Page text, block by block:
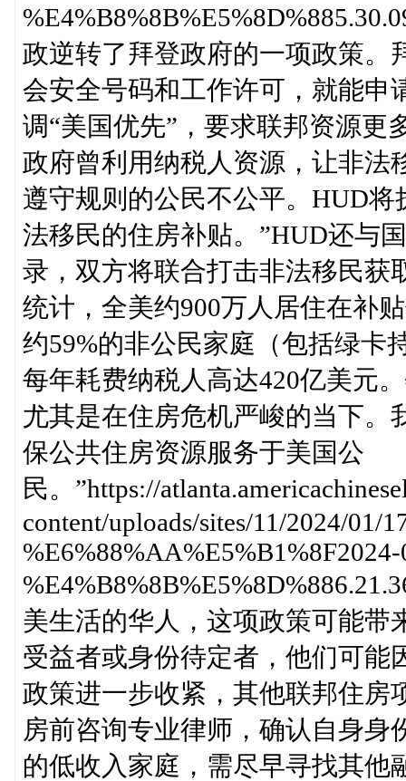
政逆转了拜登政府的一项政策。
会安全号码和工作许可，就能申
调“美国优先”，要求联邦资源更
政府曾利用纳税人资源，让非法
遵守规则的公民不公平。HUD
法移民的住房补贴。”HUD还与
录，双方将联合打击非法移民获
统计，全美约900万人居住在补
约59%的非公民家庭（包括绿卡
每年耗费纳税人高达420亿美元
尤其是在住房危机严峻的当下。
保公共住房资源服务于美国公
民。”https://
content/uploads/sites/11/2024/01/
美生活的华人，这项政策可能带
受益者或身份待定者，他们可能
政策进一步收紧，其他联邦住房
房前咨询专业律师，确认自身
的低收入家庭，需尽早寻找其他